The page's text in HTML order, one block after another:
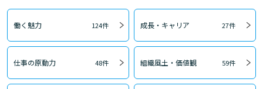
働く魅力 124件 成長・キャリア 27件
仕事の原動力 48件 組織風土・価値観 59件